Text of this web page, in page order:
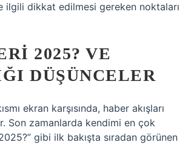
ilgili dikkat edilmesi gereken noktaları
2025? VE
DÜŞÜNCELER
ekran karşısında, haber akışları
Son zamanlarda kendimi en çok
gibi ilk bakışta sıradan görünen